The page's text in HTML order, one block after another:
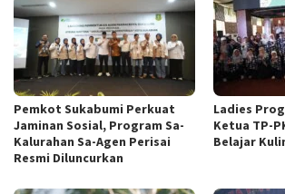
Pemkot Sukabumi Perkuat
Jaminan Sosial, Program Sa-
Kalurahan Sa-Agen Perisai
Resmi Diluncurkan
Ladies
Ketua TP-
Belajar